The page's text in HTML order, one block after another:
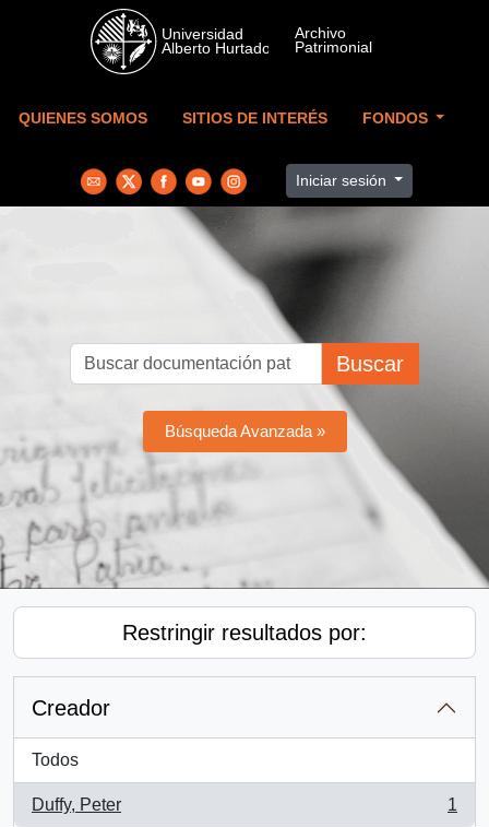
Skip to main content
QUIENES SOMOS SITIOS DE INTERÉS FONDOS
Iniciar sesión
Buscar
Búsqueda Avanzada »
Restringir resultados por:
Creador
Todos
Duffy, Peter
, 1 resultados
1